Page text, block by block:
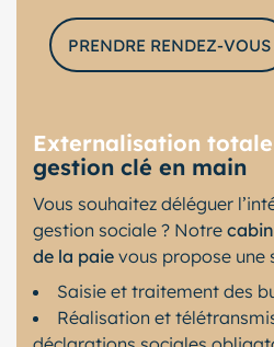
PRENDRE RENDEZ-VOUS
Externalisation
gestion clé en main
Vous souhaitez déléguer
gestion sociale ? Notre
de la paie vous propose une
Saisie et traitement des
Réalisation et